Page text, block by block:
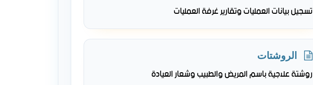
تسجيل بيانات العمليات وتقارير غرفة العمليات
الروشتات
روشتة علاجية باسم المريض والطبيب وشعار العيادة